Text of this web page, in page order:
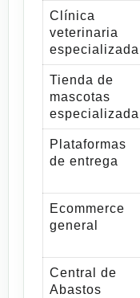
Clínica
veterinaria
especializada
Tienda de
mascotas
especializada
Plataformas
de entrega
Ecommerce
general
Central de
Abastos